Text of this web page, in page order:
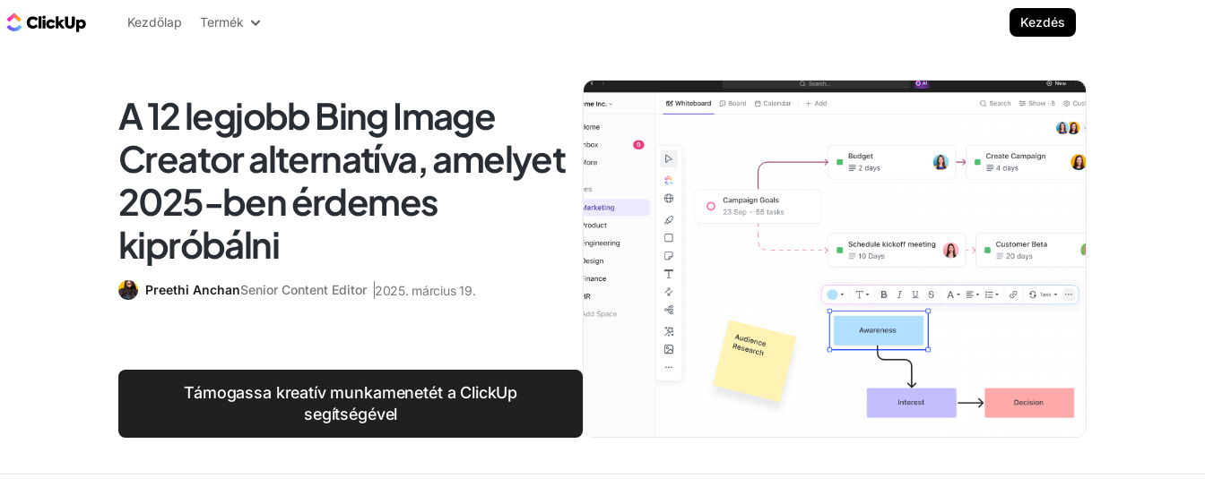
ClickUp blog
Kezdőlap Termék Kezdés
A 12 legjobb Bing Image
Creator alternatíva, amelyet
2025-ben érdemes
kipróbálni
Preethi AnchanSenior Content Editor 2025. március 19.
Támogassa kreatív munkamenetét a ClickUp
segítségével